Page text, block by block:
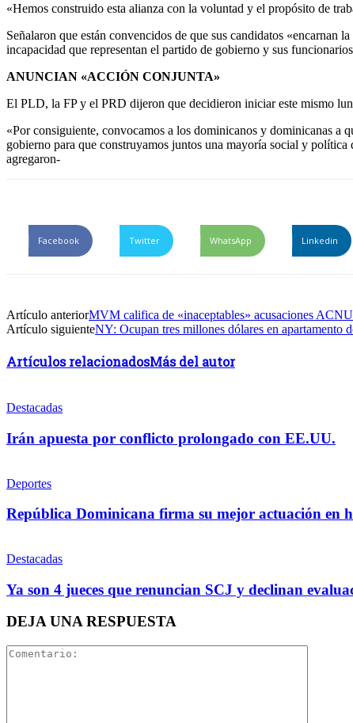
«Hemos construido esta alianza con la voluntad y el propósito de
Señalaron que están convencidos de que sus candidatos
incapacidad que representan el partido de gobierno y sus
ANUNCIAN «ACCIÓN CONJUNTA»
El PLD, la FP y el PRD dijeron que decidieron iniciar este mismo
«Por consiguiente, convocamos a los dominicanos y dominicanas a
gobierno para que construyamos juntos una mayoría social y
agregaron-
Facebook Twitter WhatsApp Linkedin
Artículo anteriorMVM califica de «inaceptables» acusaciones
Artículo siguienteNY: Ocupan tres millones dólares en apartamento
Artículos relacionadosMás del autor
Destacadas
Irán apuesta por conflicto prolongado con EE.UU.
Deportes
República Dominicana firma su mejor actuación en
Destacadas
Ya son 4 jueces que renuncian SCJ y declinan
DEJA UNA RESPUESTA